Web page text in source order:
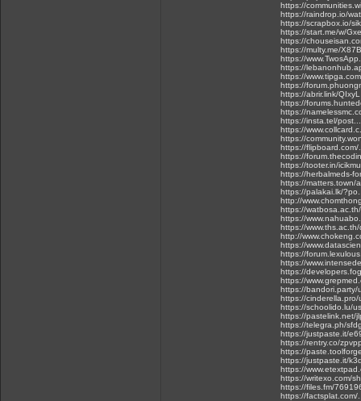
https://
https://raindrop.io/
https://scrapbox.io/
https://start.me/w/
https://
https://multy.me/
https://
https://
https://
https://
https://abrir.link/QIxyL
https://
https://
https://insta.tel/
https://
https://
https://
https://
https://tooter.in/
https://herbalmeds-
https://matters.town/
https://palakai.lk/
http://
https://
https://
https://
http://
https://
https://
https://
https://
https://
https://bandori.party/
https://
https://schoolido.lu/
https://pastelink.net/
https://telegra.ph/
https://justpaste.it/
https://rentry.co/
https://
https://justpaste.it/
https://
https://writexo.com/
https://files.fm/
https://